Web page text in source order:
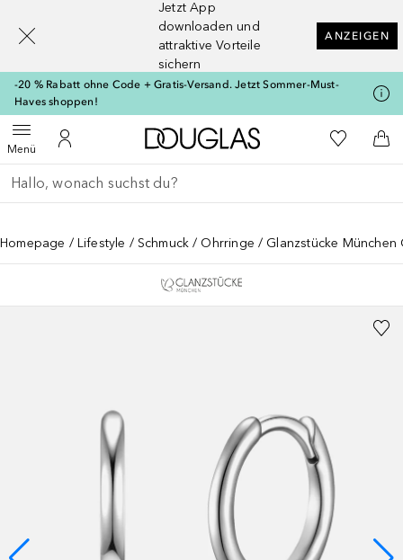
Jetzt App
downloaden und
attraktive Vorteile
sichern
ANZEIGEN
-20 % Rabatt ohne Code + Gratis-Versand. Jetzt Sommer-Must-
Haves shoppen!
MenüMenü öffnenZu Meinem Kundenkonto
Zur Douglas Startseite
Zu Meiner
Gehe zurück
Suche ausführen
Homepage Lifestyle Schmuck Ohrringe Glanzstücke
[navigation.slideout.screenreader]